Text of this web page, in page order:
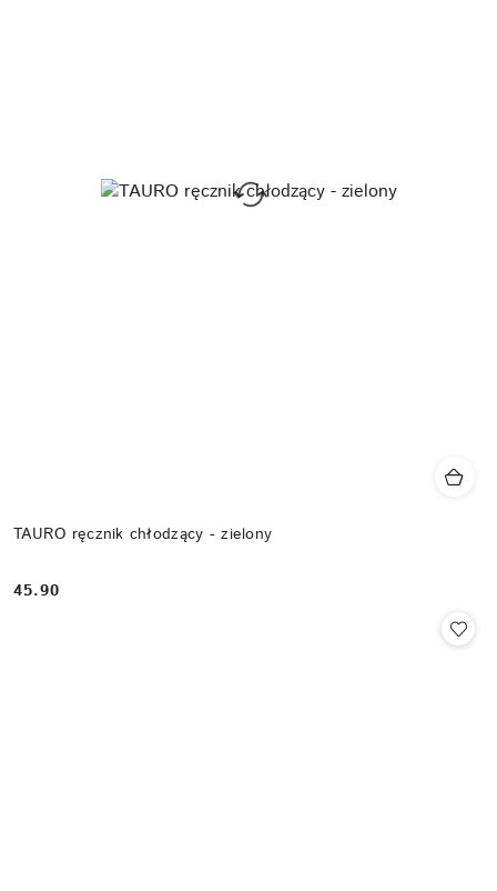
TAURO ręcznik chłodzący - zielony
Cena:
45.90